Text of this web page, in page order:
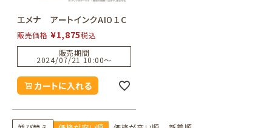
エメナ アートインクAI０１C
販売価格 ¥1,875税込
販売期間
2024/07/21 10:00〜
カートに入れる